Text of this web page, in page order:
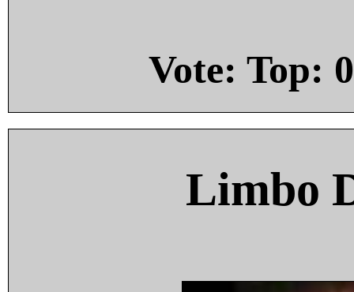
Vote: Top: 0
Limbo